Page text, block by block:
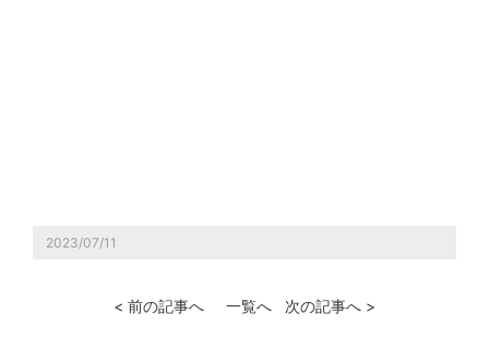
2023/07/11
< 前の記事へ 一覧へ 次の記事へ >